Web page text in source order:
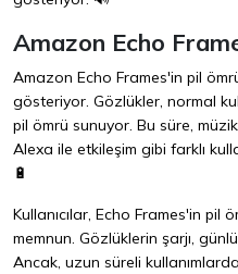
Amazon Echo
Amazon Echo Frames'in pil
gösteriyor. Gözlükler, normal
pil ömrü sunuyor. Bu süre,
Alexa ile etkileşim gibi farklı
🔋
Kullanıcılar, Echo Frames'in pil
memnun. Gözlüklerin şarjı,
Ancak, uzun süreli